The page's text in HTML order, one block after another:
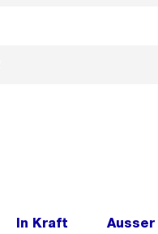
In Kraft
Ausser